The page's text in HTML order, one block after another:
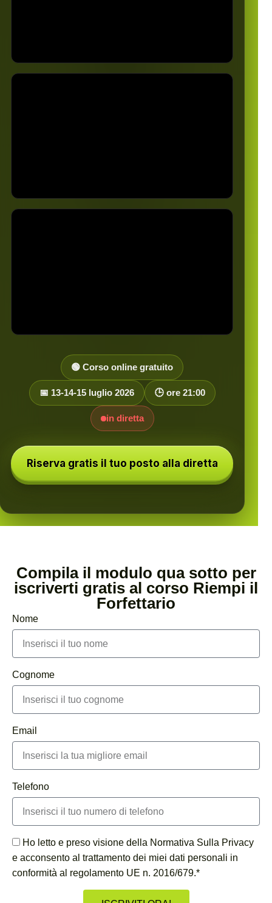
🟢 Corso online gratuito
📅 13-14-15 luglio 2026 🕒 ore 21:00
in diretta
Riserva gratis il tuo posto alla diretta
Compila il modulo qua sotto per
iscriverti gratis al corso Riempi il
Forfettario
Nome
Cognome
Email
Telefono
Ho letto e preso visione della Normativa Sulla Privacy
e acconsento al trattamento dei miei dati personali in
conformità al regolamento UE n. 2016/679.*